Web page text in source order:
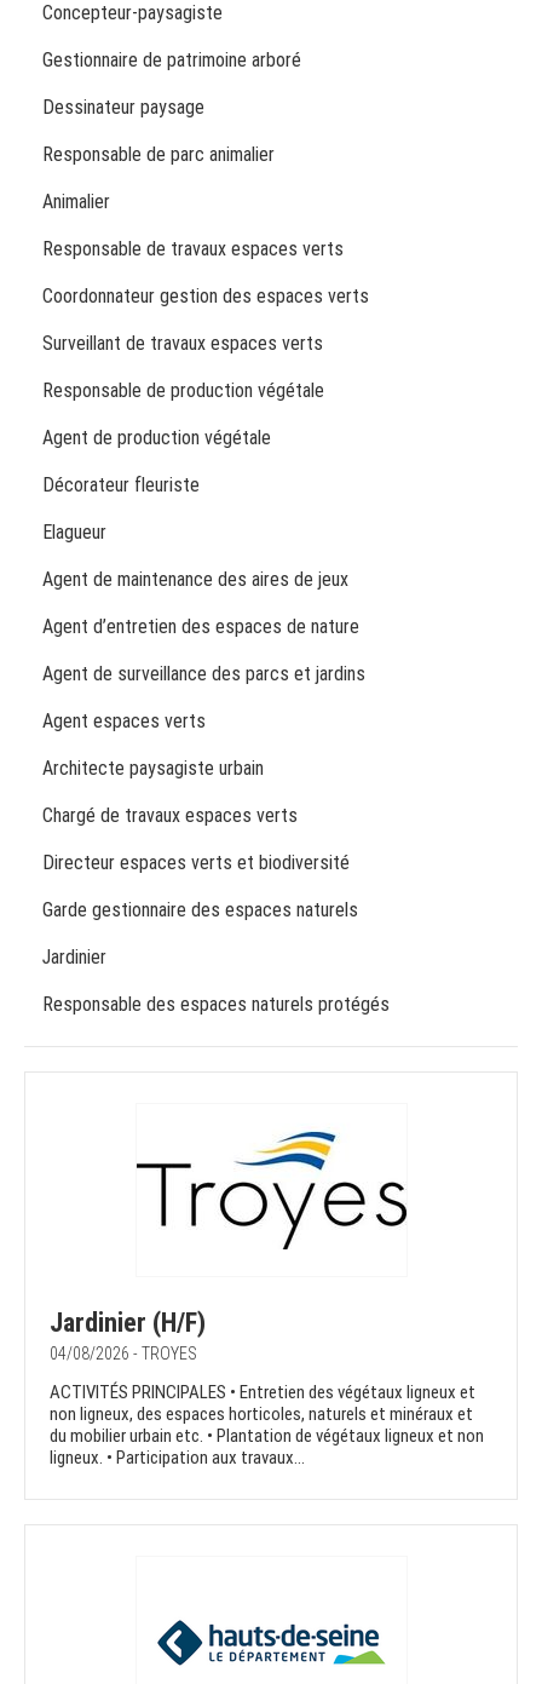
Concepteur-paysagiste
Gestionnaire de patrimoine arboré
Dessinateur paysage
Responsable de parc animalier
Animalier
Responsable de travaux espaces verts
Coordonnateur gestion des espaces verts
Surveillant de travaux espaces verts
Responsable de production végétale
Agent de production végétale
Décorateur fleuriste
Elagueur
Agent de maintenance des aires de jeux
Agent d’entretien des espaces de nature
Agent de surveillance des parcs et jardins
Agent espaces verts
Architecte paysagiste urbain
Chargé de travaux espaces verts
Directeur espaces verts et biodiversité
Garde gestionnaire des espaces naturels
Jardinier
Responsable des espaces naturels protégés
Jardinier (H/F)
04/08/2026 - TROYES
ACTIVITÉS PRINCIPALES • Entretien des végétaux ligneux et
non ligneux, des espaces horticoles, naturels et minéraux et
du mobilier urbain etc. • Plantation de végétaux ligneux et non
ligneux. • Participation aux travaux...